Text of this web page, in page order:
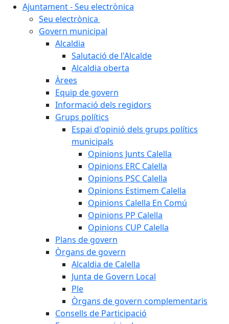
Ajuntament - Seu electrònica
Seu electrònica
Govern municipal
Alcaldia
Salutació de l'Alcalde
Alcaldia oberta
Àrees
Equip de govern
Informació dels regidors
Grups polítics
Espai d'opinió dels grups polítics
municipals
Opinions Junts Calella
Opinions ERC Calella
Opinions PSC Calella
Opinions Estimem Calella
Opinions Calella En Comú
Opinions PP Calella
Opinions CUP Calella
Plans de govern
Òrgans de govern
Alcaldia de Calella
Junta de Govern Local
Ple
Òrgans de govern complementaris
Consells de Participació